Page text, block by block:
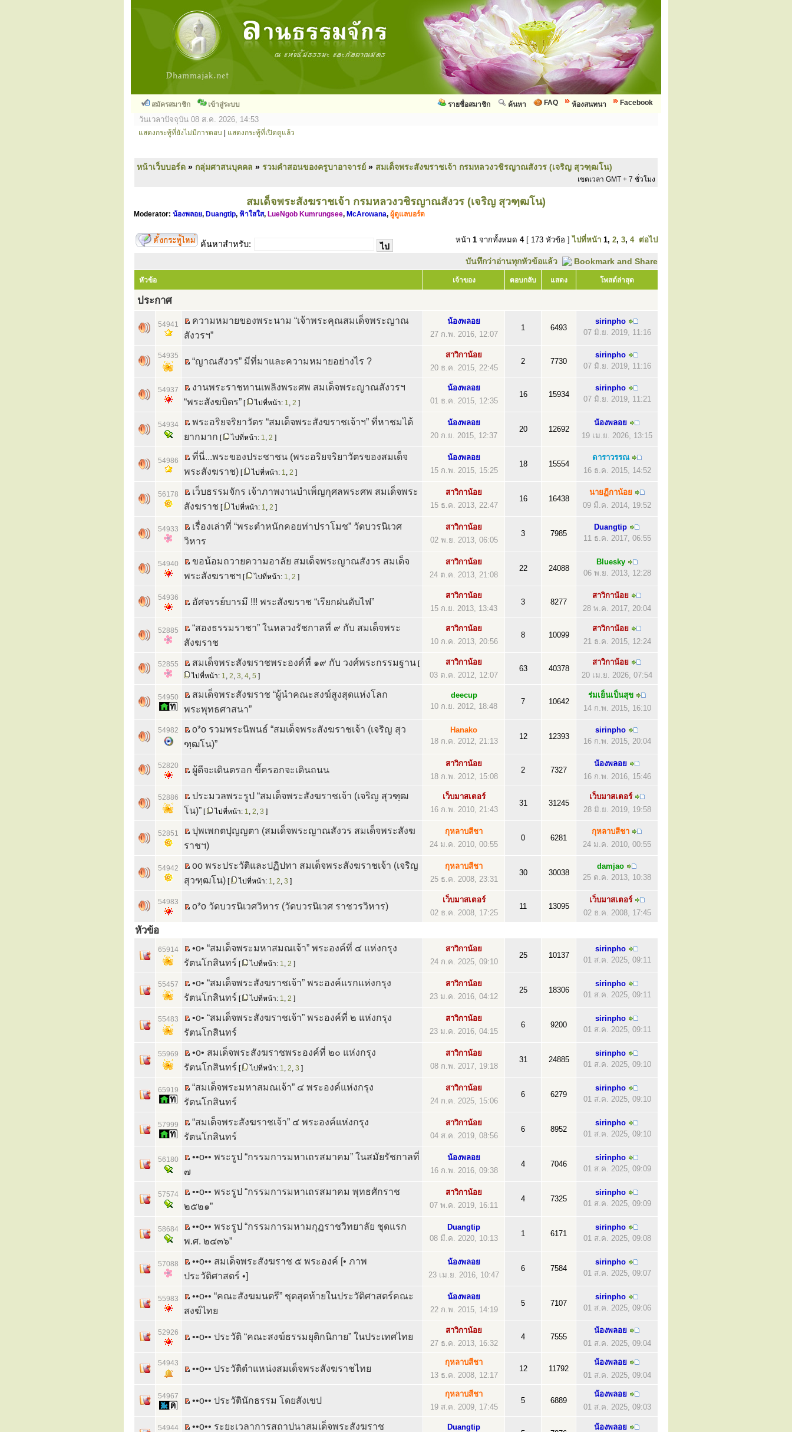
สมัครสมาชิก เข้าสู่ระบบ Facebook
ห้องสนทนา
FAQ
ค้นหา
รายชื่อสมาชิก
วันเวลาปัจจุบัน 08 ส.ค. 2026, 14:53
แสดงกระทู้ที่ยังไม่มีการตอบ แสดงกระทู้ที่เปิดดูแล้ว
หน้าเว็บบอร์ด » กลุ่มศาสนบุคคล » รวมคำสอนของครูบาอาจารย์ » สมเด็จพระสังฆราชเจ้า กรมหลวงวชิรญาณสังวร (เจริญ สุวฑฺฒโน)
เขตเวลา GMT + 7 ชั่วโมง
สมเด็จพระสังฆราชเจ้า กรมหลวงวชิรญาณสังวร (เจริญ สุวฑฺฒโน)
Moderator: น้องพลอย, Duangtip, ฟ้าใสใส, LueNgob Kumrungsee, McArowana, ผู้ดูแลบอร์ด
ค้นหาสำหรับ: หน้า 1 จากทั้งหมด 4[ 173 หัวข้อ ]ไปที่หน้า 1, 2, 3, 4 ต่อไป
บันทึกว่าอ่านทุกหัวข้อแล้ว
หัวข้อ เจ้าของ ตอบกลับ แสดง โพสต์ล่าสุด
ประกาศ
54941
ความหมายของพระนาม “เจ้าพระคุณสมเด็จพระญาณ
สังวรฯ”
น้องพลอย
27 ก.พ. 2016, 12:07
1 6493
sirinpho
07 มิ.ย. 2019, 11:16
54935
“ญาณสังวร” มีที่มาและความหมายอย่างไร ?
สาวิกาน้อย
20 ธ.ค. 2015, 22:45
2 7730
sirinpho
07 มิ.ย. 2019, 11:16
54937
งานพระราชทานเพลิงพระศพ สมเด็จพระญาณสังวรฯ
“พระสังฆบิดร” [ ไปที่หน้า: 1, 2 ]
น้องพลอย
01 ธ.ค. 2015, 12:35
16 15934
sirinpho
07 มิ.ย. 2019, 11:21
54934
พระอริยจริยาวัตร “สมเด็จพระสังฆราชเจ้าฯ” ที่หาชมได้
ยากมาก [ ไปที่หน้า: 1, 2 ]
น้องพลอย
20 ก.ย. 2015, 12:37
20 12692
น้องพลอย
19 เม.ย. 2026, 13:15
54986
ที่นี่...พระของประชาชน (พระอริยจริยาวัตรของสมเด็จ
พระสังฆราช) [ ไปที่หน้า: 1, 2 ]
น้องพลอย
15 ก.พ. 2015, 15:25
18 15554
ดาราวรรณ
16 ธ.ค. 2015, 14:52
56178
เว็บธรรมจักร เจ้าภาพงานบำเพ็ญกุศลพระศพ สมเด็จพระ
สังฆราช [ ไปที่หน้า: 1, 2 ]
สาวิกาน้อย
15 ธ.ค. 2013, 22:47
16 16438
นายฏีกาน้อย
09 มี.ค. 2014, 19:52
54933
เรื่องเล่าที่ “พระตำหนักคอยท่าปราโมช” วัดบวรนิเวศ
วิหาร
สาวิกาน้อย
02 พ.ย. 2013, 06:05
3 7985
Duangtip
11 ธ.ค. 2017, 06:55
54940
ขอน้อมถวายความอาลัย สมเด็จพระญาณสังวร สมเด็จ
พระสังฆราชฯ [ ไปที่หน้า: 1, 2 ]
สาวิกาน้อย
24 ต.ค. 2013, 21:08
22 24088
Bluesky
06 พ.ย. 2013, 12:28
54936 อัศจรรย์บารมี !!! พระสังฆราช “เรียกฝนดับไฟ”
สาวิกาน้อย
15 ก.ย. 2013, 13:43
3 8277
สาวิกาน้อย
28 พ.ค. 2017, 20:04
52885
“สองธรรมราชา” ในหลวงรัชกาลที่ ๙ กับ สมเด็จพระ
สังฆราช
สาวิกาน้อย
10 ก.ค. 2013, 20:56
8 10099
สาวิกาน้อย
21 ธ.ค. 2015, 12:24
52855 สมเด็จพระสังฆราชพระองค์ที่ ๑๙ กับ วงศ์พระกรรมฐาน [
ไปที่หน้า: 1, 2, 3, 4, 5 ]
สาวิกาน้อย
03 ต.ค. 2012, 12:07
63 40378
สาวิกาน้อย
20 เม.ย. 2026, 07:54
54950
สมเด็จพระสังฆราช “ผู้นำคณะสงฆ์สูงสุดแห่งโลก
พระพุทธศาสนา”
deecup
10 ก.ย. 2012, 18:48
7 10642
ร่มเย็นเป็นสุข
14 ก.พ. 2015, 16:10
54982
o*o รวมพระนิพนธ์ “สมเด็จพระสังฆราชเจ้า (เจริญ สุว
ฑฺฒโน)”
Hanako
18 ก.ค. 2012, 21:13
12 12393
sirinpho
16 ก.พ. 2015, 20:04
52820 ผู้ดีจะเดินตรอก ขี้ครอกจะเดินถนน
สาวิกาน้อย
18 ก.พ. 2012, 15:08
2 7327
น้องพลอย
16 ก.พ. 2016, 15:46
52886
ประมวลพระรูป “สมเด็จพระสังฆราชเจ้า (เจริญ สุวฑฺฒ
โน)” [ ไปที่หน้า: 1, 2, 3 ]
เว็บมาสเตอร์
16 ก.พ. 2010, 21:43
31 31245
เว็บมาสเตอร์
28 มิ.ย. 2019, 19:58
52851
ปุพเพกตปุญญตา (สมเด็จพระญาณสังวร สมเด็จพระสังฆ
ราชฯ)
กุหลาบสีชา
24 ม.ค. 2010, 00:55
0 6281
กุหลาบสีชา
24 ม.ค. 2010, 00:55
54942
oo พระประวัติและปฏิปทา สมเด็จพระสังฆราชเจ้า (เจริญ
สุวฑฺฒโน) [ ไปที่หน้า: 1, 2, 3 ]
กุหลาบสีชา
25 ธ.ค. 2008, 23:31
30 30038
damjao
25 ต.ค. 2013, 10:38
54983 o*o วัดบวรนิเวศวิหาร (วัดบวรนิเวศ ราชวรวิหาร)
เว็บมาสเตอร์
02 ธ.ค. 2008, 17:25
11 13095
เว็บมาสเตอร์
02 ธ.ค. 2008, 17:45
หัวข้อ
65914
•o• “สมเด็จพระมหาสมณเจ้า” พระองค์ที่ ๔ แห่งกรุง
รัตนโกสินทร์ [ ไปที่หน้า: 1, 2 ]
สาวิกาน้อย
24 ก.ค. 2025, 09:10
25 10137
sirinpho
01 ส.ค. 2025, 09:11
55457
•o• “สมเด็จพระสังฆราชเจ้า” พระองค์แรกแห่งกรุง
รัตนโกสินทร์ [ ไปที่หน้า: 1, 2 ]
สาวิกาน้อย
23 ม.ค. 2016, 04:12
25 18306
sirinpho
01 ส.ค. 2025, 09:11
55483
•o• “สมเด็จพระสังฆราชเจ้า” พระองค์ที่ ๒ แห่งกรุง
รัตนโกสินทร์
สาวิกาน้อย
23 ม.ค. 2016, 04:15
6 9200
sirinpho
01 ส.ค. 2025, 09:11
55969
•o• สมเด็จพระสังฆราชพระองค์ที่ ๒๐ แห่งกรุง
รัตนโกสินทร์ [ ไปที่หน้า: 1, 2, 3 ]
สาวิกาน้อย
08 ก.พ. 2017, 19:18
31 24885
sirinpho
01 ส.ค. 2025, 09:10
65919
“สมเด็จพระมหาสมณเจ้า” ๔ พระองค์แห่งกรุง
รัตนโกสินทร์
สาวิกาน้อย
24 ก.ค. 2025, 15:06
6 6279
sirinpho
01 ส.ค. 2025, 09:10
57999
“สมเด็จพระสังฆราชเจ้า” ๔ พระองค์แห่งกรุง
รัตนโกสินทร์
สาวิกาน้อย
04 ส.ค. 2019, 08:56
6 8952
sirinpho
01 ส.ค. 2025, 09:10
56180
••o•• พระรูป “กรรมการมหาเถรสมาคม” ในสมัยรัชกาลที่
๗
น้องพลอย
16 ก.พ. 2016, 09:38
4 7046
sirinpho
01 ส.ค. 2025, 09:09
57574
••o•• พระรูป “กรรมการมหาเถรสมาคม พุทธศักราช
๒๕๒๑”
สาวิกาน้อย
07 พ.ค. 2019, 16:11
4 7325
sirinpho
01 ส.ค. 2025, 09:09
58684
••o•• พระรูป “กรรมการมหามกุฏราชวิทยาลัย ชุดแรก
พ.ศ. ๒๔๓๖”
Duangtip
08 มี.ค. 2020, 10:13
1 6171
sirinpho
01 ส.ค. 2025, 09:08
57088
••o•• สมเด็จพระสังฆราช ๕ พระองค์ [• ภาพ
ประวัติศาสตร์ •]
น้องพลอย
23 เม.ย. 2016, 10:47
6 7584
sirinpho
01 ส.ค. 2025, 09:07
55983
••o•• “คณะสังฆมนตรี” ชุดสุดท้ายในประวัติศาสตร์คณะ
สงฆ์ไทย
น้องพลอย
22 ก.พ. 2015, 14:19
5 7107
sirinpho
01 ส.ค. 2025, 09:06
52926 ••o•• ประวัติ “คณะสงฆ์ธรรมยุติกนิกาย” ในประเทศไทย
สาวิกาน้อย
27 ธ.ค. 2013, 16:32
4 7555
น้องพลอย
01 ส.ค. 2025, 09:04
54943
••o•• ประวัติตำแหน่งสมเด็จพระสังฆราชไทย
กุหลาบสีชา
13 ธ.ค. 2008, 12:17
12 11792
น้องพลอย
01 ส.ค. 2025, 09:04
54967 ••o•• ประวัตินักธรรม โดยสังเขป
กุหลาบสีชา
19 ส.ค. 2009, 17:45
5 6889
น้องพลอย
01 ส.ค. 2025, 09:03
54944
••o•• ระยะเวลาการสถาปนาสมเด็จพระสังฆราช
Duangtip
น้องพลอย